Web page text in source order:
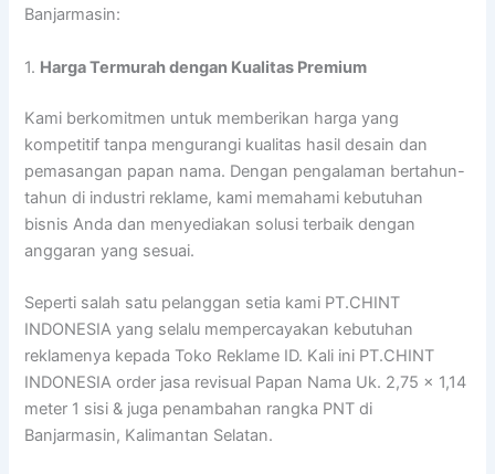
Banjarmasin:
1. Harga Termurah dengan Kualitas Premium
Kami berkomitmen untuk memberikan harga yang
kompetitif tanpa mengurangi kualitas hasil desain dan
pemasangan papan nama. Dengan pengalaman bertahun-
tahun di industri reklame, kami memahami kebutuhan
bisnis Anda dan menyediakan solusi terbaik dengan
anggaran yang sesuai.
Seperti salah satu pelanggan setia kami PT.CHINT
INDONESIA yang selalu mempercayakan kebutuhan
reklamenya kepada Toko Reklame ID. Kali ini PT.CHINT
INDONESIA order jasa revisual Papan Nama Uk. 2,75 x 1,14
meter 1 sisi & juga penambahan rangka PNT di
Banjarmasin, Kalimantan Selatan.